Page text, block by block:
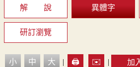
解 說 異體字
研訂瀏覽
小 中 大 | 🖨️ ✉️ | 加